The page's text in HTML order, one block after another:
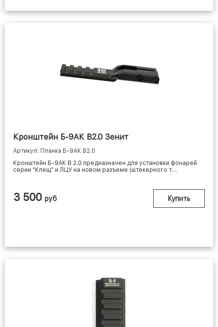
Кронштейн Б-9АК В2.0 Зенит
Артикул: Планка Б-9АК В2.0
Кронштейн Б-9АК В 2.0 предназначен для установки фонарей
серии "Клещ" и ЛЦУ на новом разъеме (штекерного т...
3 500 руб Купить